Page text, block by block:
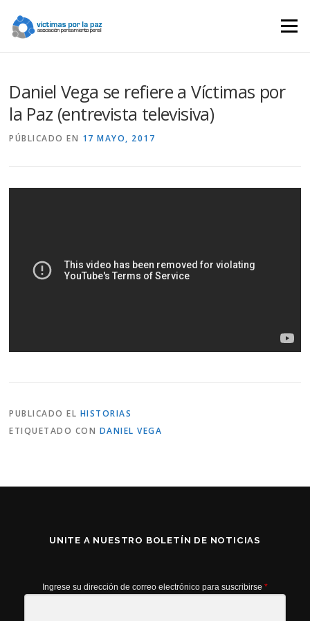
contenido
Menú
Daniel Vega se refiere a Víctimas por
la Paz (entrevista televisiva)
PÚBLICADO EN 17 MAYO, 2017
PUBLICADO EL HISTORIAS
ETIQUETADO CON DANIEL VEGA
UNITE A NUESTRO BOLETÍN DE NOTICIAS
Ingrese su dirección de correo electrónico para suscribirse *